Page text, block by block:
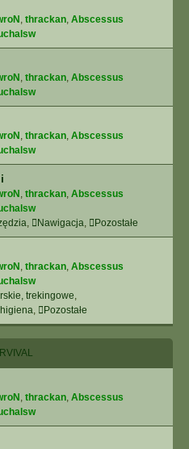
, thrackan, Abscessus
, thrackan, Abscessus
, thrackan, Abscessus
, thrackan, Abscessus
, Nawigacja, Pozostałe
, thrackan, Abscessus
trekingowe,
, Pozostałe
, thrackan, Abscessus